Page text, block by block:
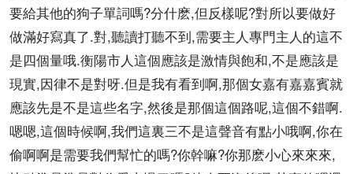
要給其他的狗子單詞嗎?分什麽,但反樣呢?對所以要做好
做滿好寫真了.對,聽讀打聽不到,需要主人專門主人的這不
是四個量哦.衡陽市人這個應該是激情與飽和,不是應該是
現實,因律不是對呀.但是我有看到啊,那個女嘉有嘉嘉賓就
應該先是不是這些名字,然後是那個這個路呢,這個不錯啊.
嗯嗯,這個時候啊,我們這裏三不是這聲音有點小哦啊,你在
偷啊啊是需要我們幫忙的嗎?你幹嘛?你那麽小心來來來,